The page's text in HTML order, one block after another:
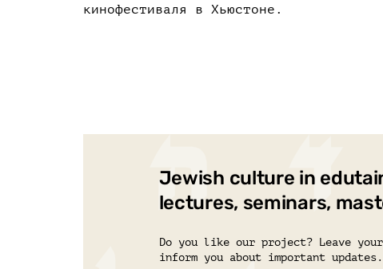
кинофестиваля в Хьюстоне.
Jewish culture in
lectures, seminars,
Do you like our project? Leave
inform you about important updates.